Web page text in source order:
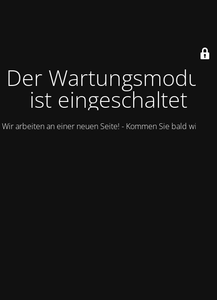
Der Wartungsmodus
ist eingeschaltet
Wir arbeiten an einer neuen Seite! - Kommen Sie bald wieder.